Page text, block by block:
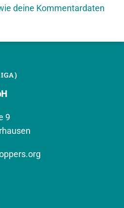
deine Kommentardaten
9